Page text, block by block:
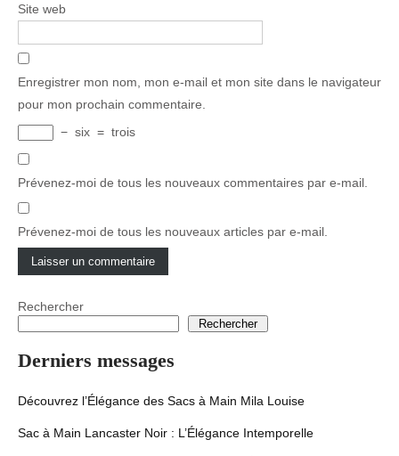
Site web
Enregistrer mon nom, mon e-mail et mon site dans le navigateur
pour mon prochain commentaire.
− six = trois
Prévenez-moi de tous les nouveaux commentaires par e-mail.
Prévenez-moi de tous les nouveaux articles par e-mail.
Rechercher
Rechercher
Derniers messages
Découvrez l’Élégance des Sacs à Main Mila Louise
Sac à Main Lancaster Noir : L’Élégance Intemporelle